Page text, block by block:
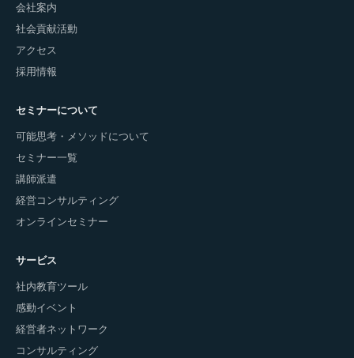
会社案内
社会貢献活動
アクセス
採用情報
セミナーについて
可能思考・メソッドについて
セミナー一覧
講師派遣
経営コンサルティング
オンラインセミナー
サービス
社内教育ツール
感動イベント
経営者ネットワーク
コンサルティング